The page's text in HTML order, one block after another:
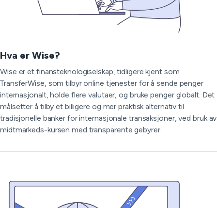
Hva er Wise?
Wise er et finansteknologiselskap, tidligere kjent som
TransferWise, som tilbyr online tjenester for å sende penger
internasjonalt, holde flere valutaer, og bruke penger globalt. Det
målsetter å tilby et billigere og mer praktisk alternativ til
tradisjonelle banker for internasjonale transaksjoner, ved bruk av
midtmarkeds-kursen med transparente gebyrer.